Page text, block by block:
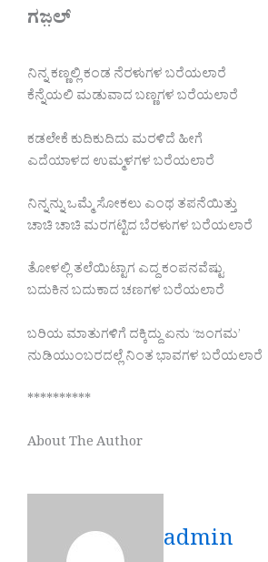
ಗಜ಼ಲ್
ನಿನ್ನ ಕಣ್ಣಲ್ಲಿ ಕಂಡ ನೆರಳುಗಳ ಬರೆಯಲಾರೆ
ಕೆನ್ನೆಯಲಿ ಮಡುವಾದ ಬಣ್ಣಗಳ ಬರೆಯಲಾರೆ
ಕಡಲೇಕೆ ಕುದಿಕುದಿದು ಮರಳಿದೆ ಹೀಗೆ
ಎದೆಯಾಳದ ಉಮ್ಮಳಗಳ ಬರೆಯಲಾರೆ
ನಿನ್ನನ್ನು ಒಮ್ಮೆ ಸೋಕಲು ಎಂಥ ತಪನೆಯಿತ್ತು
ಚಾಚಿ ಚಾಚಿ ಮರಗಟ್ಟಿದ ಬೆರಳುಗಳ ಬರೆಯಲಾರೆ
ತೋಳಲ್ಲಿ ತಲೆಯಿಟ್ಟಾಗ ಎದ್ದ ಕಂಪನವೆಷ್ಟು
ಬದುಕಿನ ಬದುಕಾದ ಚಣಗಳ ಬರೆಯಲಾರೆ
ಬರಿಯ ಮಾತುಗಳಿಗೆ ದಕ್ಕಿದ್ದು ಏನು ‘ಜಂಗಮ’
ನುಡಿಯುಂಬರದಲ್ಲೆ ನಿಂತ ಭಾವಗಳ ಬರೆಯಲಾರೆ
**********
About The Author
admin